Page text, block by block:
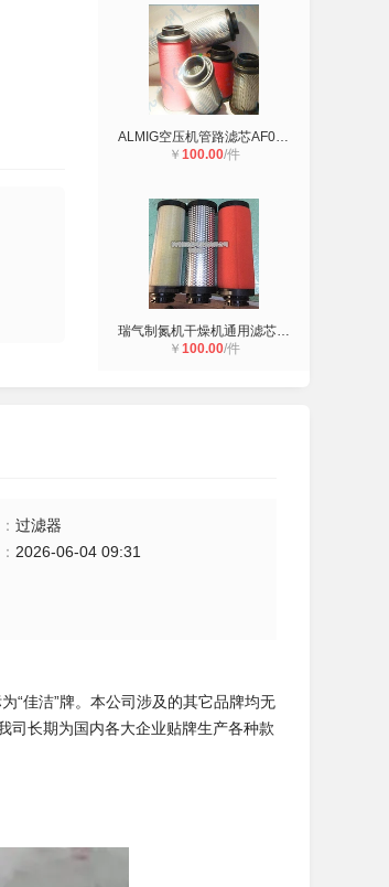
ALMIG空压机管路滤芯AF0180P AF0180M
￥ 100.00/件
瑞气制氮机干燥机通用滤芯GX0049-E5
￥ 100.00/件
：过滤器
： 2026-06-04 09:31
“佳洁”牌。本公司涉及的其它品牌均无
司长期为国内各大企业贴牌生产各种款